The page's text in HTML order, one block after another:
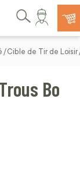
Rechercher
Cible de Tir de Loisir
Bo